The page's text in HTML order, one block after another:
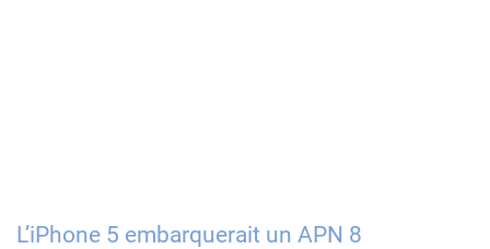
L’iPhone 5 embarquerait un APN 8